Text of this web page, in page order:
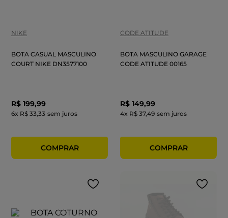
NIKE
BOTA CASUAL MASCULINO
COURT NIKE DN3577100
R$ 199,99
6x R$ 33,33 sem juros
CODE ATITUDE
BOTA MASCULINO GARAGE
CODE ATITUDE 00165
R$ 149,99
4x R$ 37,49 sem juros